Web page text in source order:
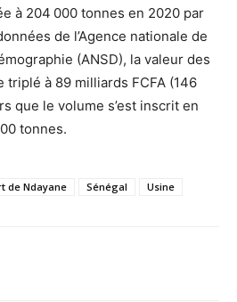
à 204 000 tonnes en 2020 par
de l’Agence nationale de
(ANSD), la valeur des
triplé à 89 milliards FCFA (146
que le volume s’est inscrit en
tonnes.
de Ndayane Sénégal Usine